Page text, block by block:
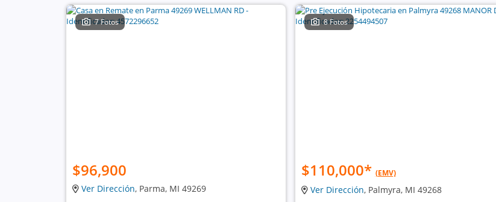
7 Fotos
$96,900
Ver Dirección, Parma, MI 49269
8 Fotos
$110,000* (EMV)
Ver Dirección, Palmyra, MI 49268